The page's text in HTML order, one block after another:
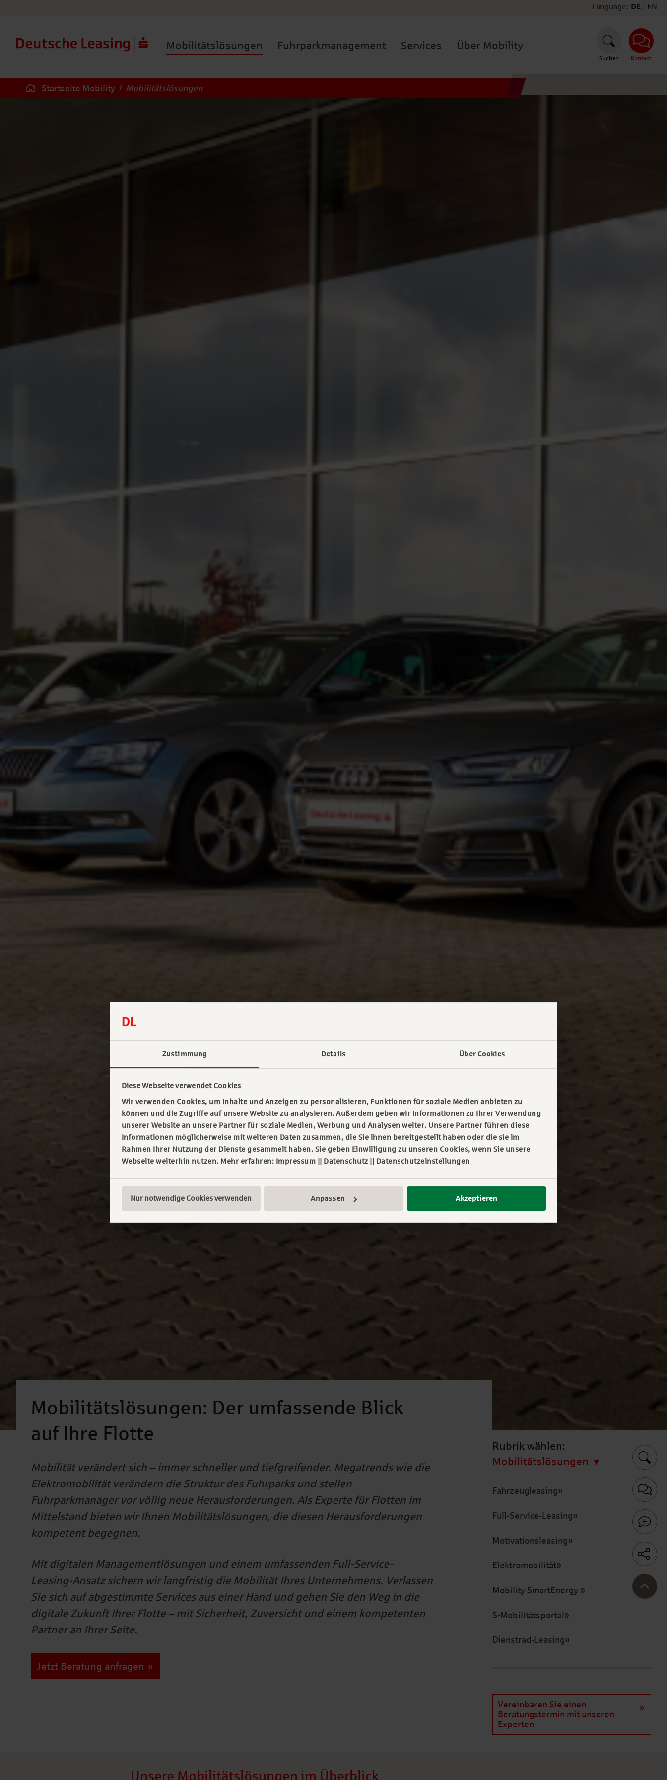
Zustimmung Details Über Cookies
Diese Webseite verwendet Cookies
Wir verwenden Cookies, um Inhalte und Anzeigen zu personalisieren, Funktionen für soziale Medien anbieten zu
können und die Zugriffe auf unsere Website zu analysieren. Außerdem geben wir Informationen zu Ihrer Verwendung
unserer Website an unsere Partner für soziale Medien, Werbung und Analysen weiter. Unsere Partner führen diese
Informationen möglicherweise mit weiteren Daten zusammen, die Sie ihnen bereitgestellt haben oder die sie im
Rahmen Ihrer Nutzung der Dienste gesammelt haben. Sie geben Einwilligung zu unseren Cookies, wenn Sie unsere
Webseite weiterhin nutzen. Mehr erfahren: Impressum Datenschutz Datenschutzeinstellungen
Nur notwendige Cookies verwenden Anpassen Akzeptieren
Language: DE EN
Mobilitätslösungen Fuhrparkmanagement Services Über Mobility
Kontakt
Suchen
Startseite Mobility / Mobilitätslösungen
Mobilitätslösungen: Der umfassende Blick
auf Ihre Flotte
Mobilität verändert sich – immer schneller und tiefgreifender. Megatrends wie die
Elektromobilität verändern die Struktur des Fuhrparks und stellen
Fuhrparkmanager vor völlig neue Herausforderungen. Als Experte für Flotten im
Mittelstand bieten wir Ihnen Mobilitätslösungen, die diesen Herausforderungen
kompetent begegnen.
Mit digitalen Managementlösungen und einem umfassenden Full-Service-
Leasing-Ansatz sichern wir langfristig die Mobilität Ihres Unternehmens. Verlassen
Sie sich auf abgestimmte Services aus einer Hand und gehen Sie den Weg in die
digitale Zukunft Ihrer Flotte – mit Sicherheit, Zuversicht und einem kompetenten
Partner an Ihrer Seite.
Jetzt Beratung anfragen
Unsere Mobilitätslösungen im Überblick
Rubrik wählen:
Mobilitätslösungen
Fahrzeugleasing
Full-Service-Leasing
Motivationsleasing
Elektromobilität
Mobility SmartEnergy
S-Mobilitätsportal
Dienstrad-Leasing
Vereinbaren Sie einen
Beratungstermin mit unseren
Experten